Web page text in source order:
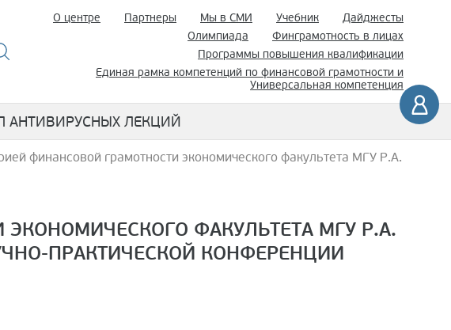
О центре Партнеры Мы в СМИ Учебник
Дайджесты
Олимпиада
Финграмотность в лицах
Программы повышения квалификации
Единая рамка компетенций по финансовой грамотности и
Универсальная компетенция
АНТИВИРУСНЫХ ЛЕКЦИЙ
финансовой грамотности экономического факультета МГУ Р.А.
ФАКУЛЬТЕТА МГУ Р.А.
ПРАКТИЧЕСКОЙ КОНФЕРЕНЦИИ